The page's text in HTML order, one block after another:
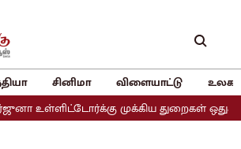
சினிமா விளையாட்டு
முக்கிய துறைகள் ஒதுக்கீடு